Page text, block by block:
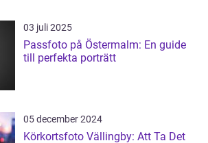
03 juli 2025
Passfoto på Östermalm: En guide
till perfekta porträtt
05 december 2024
Körkortsfoto Vällingby: Att Ta Det